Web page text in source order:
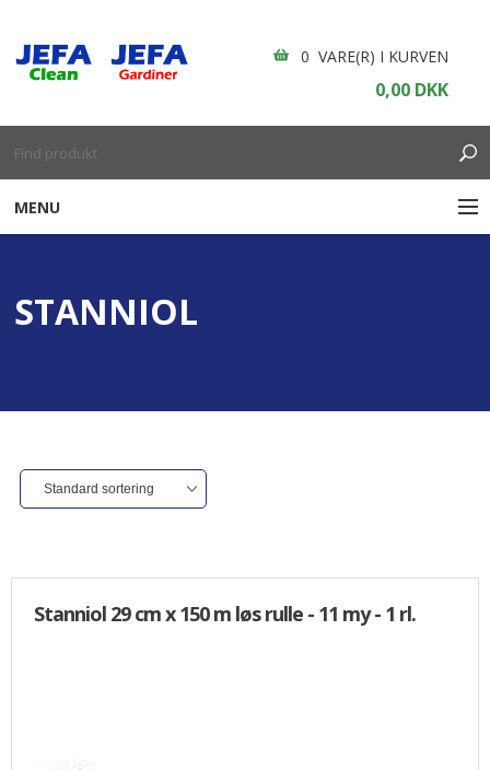
0 VARE(R) I KURVEN
0,00 DKK
MENU
ENGANGSARTIKLER
BORDDÆKNING
ALLE VARER I DENNE KATEGORI ER TIL 1/2 PRIS
TILBUD
STANNIOL
Stanniol 29 cm x 150 m løs rulle - 11 my - 1 rl.